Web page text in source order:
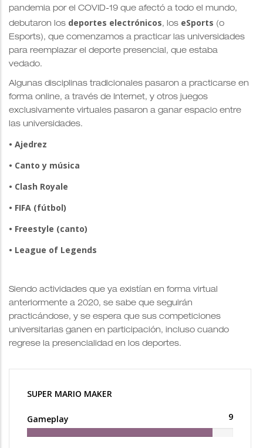
pandemia por el COVID-19 que afectó a todo el mundo,
debutaron los deportes electrónicos, los eSports (o
Esports), que comenzamos a practicar las universidades
para reemplazar el deporte presencial, que estaba
vedado.
Algunas disciplinas tradicionales pasaron a practicarse en
forma online, a través de Internet, y otros juegos
exclusivamente virtuales pasaron a ganar espacio entre
las universidades.
• Ajedrez
• Canto y música
• Clash Royale
• FIFA (fútbol)
• Freestyle (canto)
• League of Legends
Siendo actividades que ya existían en forma virtual
anteriormente a 2020, se sabe que seguirán
practicándose, y se espera que sus competiciones
universitarias ganen en participación, incluso cuando
regrese la presencialidad en los deportes.
SUPER MARIO MAKER
Gameplay 9